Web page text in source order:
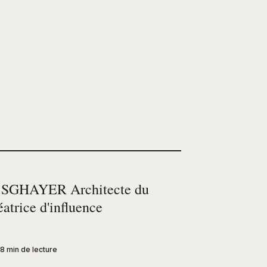
Architecte du
d'influence
8 min de lecture